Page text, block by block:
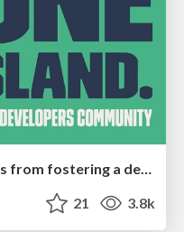
No one is an island. Learnings from fostering a developers community.
21 3.8k